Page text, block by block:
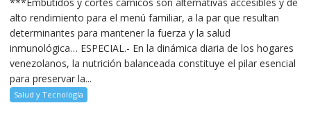
***Embutidos y cortes cárnicos son alternativas accesibles y de
alto rendimiento para el menú familiar, a la par que resultan
determinantes para mantener la fuerza y la salud
inmunológica… ESPECIAL.- En la dinámica diaria de los hogares
venezolanos, la nutrición balanceada constituye el pilar esencial
para preservar la...
Salud y Tecnología